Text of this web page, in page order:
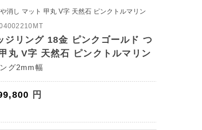
消し マット 甲丸 V字 天然石 ピンクトルマリン
ジリング 18金 ピンクゴールド つ
丸 V字 天然石 ピンクトルマリン
グ2mm幅
円